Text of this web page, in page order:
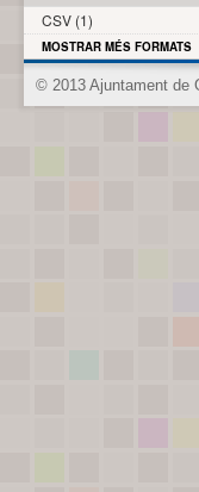
CSV (1)
MOSTRAR MÉS FORMATS
© 2013 Ajuntament de